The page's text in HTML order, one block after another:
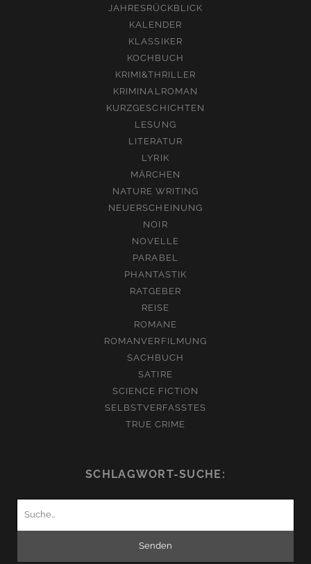
JAHRESRÜCKBLICK
KALENDER
KLASSIKER
KOCHBUCH
KRIMI&THRILLER
KRIMINALROMAN
KURZGESCHICHTEN
LESUNG
LITERATUR
LYRIK
MÄRCHEN
NATURE WRITING
NEUERSCHEINUNG
NOIR
NOVELLE
PARABEL
PHANTASTIK
RATGEBER
REISE
ROMANE
ROMANVERFILMUNG
SACHBUCH
SATIRE
SCIENCE FICTION
SELBSTVERFASSTES
TRUE CRIME
SCHLAGWORT-SUCHE: